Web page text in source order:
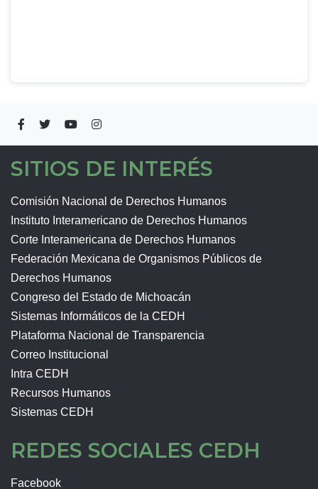
SITIOS DE INTERÉS
Comisión Nacional de Derechos Humanos
Instituto Interamericano de Derechos Humanos
Corte Interamericana de Derechos Humanos
Federación Mexicana de Organismos Públicos de
Derechos Humanos
Congreso del Estado de Michoacán
Sistemas Informáticos de la CEDH
Plataforma Nacional de Transparencia
Correo Institucional
Intra CEDH
Recursos Humanos
Sistemas CEDH
REDES SOCIALES CEDH
Facebook